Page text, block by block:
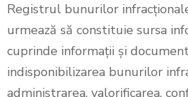
Registrul bunurilor
urmează să constituie sursa
cuprinde informații și
indisponibilizarea bunurilor
administrarea, valorificarea,